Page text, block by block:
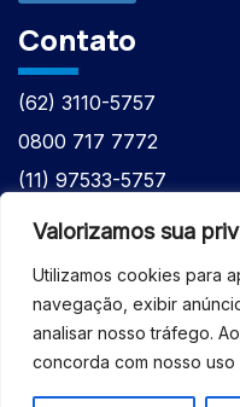
Valorizamos sua
Utilizamos cookies para
navegação, exibir
analisar nosso tráfego.
concorda com nosso
Contato
(62) 3110-5757
0800 717 7772
(11) 97533-5757
(62) 98610-7777
© 2026 -